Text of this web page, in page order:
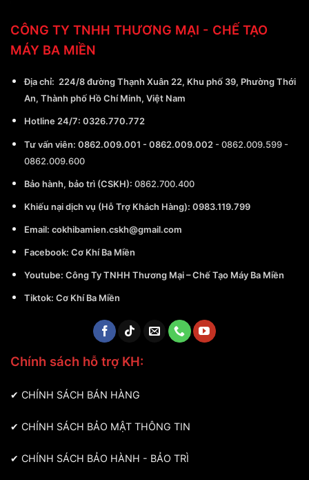
CÔNG TY TNHH THƯƠNG MẠI - CHẾ TẠO
MÁY BA MIỀN
Địa chỉ: 224/8 đường Thạnh Xuân 22, Khu phố 39, Phường Thới
An, Thành phố Hồ Chí Minh, Việt Nam
Hotline 24/7: 0326.770.772
Tư vấn viên: 0862.009.001 - 0862.009.002 - 0862.009.599 -
0862.009.600
Bảo hành, bảo trì (CSKH): 0862.700.400
Khiếu nại dịch vụ (Hỗ Trợ Khách Hàng): 0983.119.799
Email: cokhibamien.cskh@gmail.com
Facebook: Cơ Khí Ba Miền
Youtube: Công Ty TNHH Thương Mại – Chế Tạo Máy Ba Miền
Tiktok: Cơ Khí Ba Miền
Chính sách hỗ trợ KH:
✔ CHÍNH SÁCH BÁN HÀNG
✔ CHÍNH SÁCH BẢO MẬT THÔNG TIN
✔ CHÍNH SÁCH BẢO HÀNH - BẢO TRÌ